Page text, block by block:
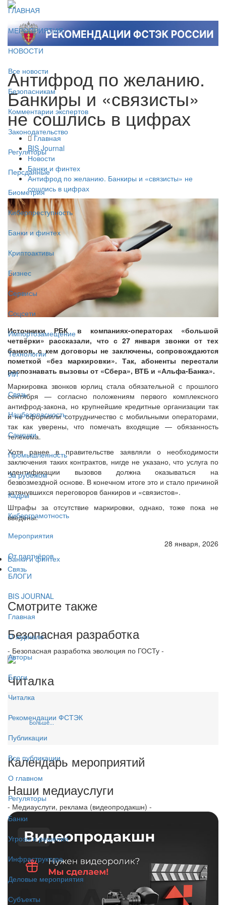
ГЛАВНАЯ
МЕРОПРИЯТИЯ
НОВОСТИ
Все новости
Безопасникам
Комментарии экспертов
Законодательство
Регуляторы
Персданные
Биометрия
Киберпреступность
Банки и финтех
Криптоактивы
Бизнес
Сервисы
Соцсети
Импортозамещение
Технологии
ИИ
Связь
Нацбезопасность
Санкции
Промышленность
За рубежом
Кадры
Киберграмотность
Мероприятия
От партнёров
БЛОГИ
BIS JOURNAL
Главная
О журнале
Авторы
Блоги
Читалка
Рекомендации ФСТЭК
Публикации
Все публикации
О главном
Регуляторы
Банки
Угрозы и решения
Инфраструктура
Деловые мероприятия
Субъекты
Антифрод по желанию.
Банкиры и «связисты»
не сошлись в цифрах
Главная
BIS Journal
Новости
Банки и финтех
Антифрод по желанию. Банкиры и «связисты» не
сошлись в цифрах
Источники РБК в компаниях-операторах «большой
четвёрки» рассказали, что с 27 января звонки от тех
банков, с кем договоры не заключены, сопровождаются
пометкой «без маркировки». Так, абоненты перестали
распознавать вызовы от «Сбера», ВТБ и «Альфа-Банка».
Маркировка звонков юрлиц стала обязательной с прошлого
сентября — согласно положениям первого комплексного
антифрод-закона, но крупнейшие кредитные организации так
и не оформили сотрудничество с мобильными операторами,
так как уверены, что помечать входящие — обязанность
телекома.
Хотя ранее в правительстве заявляли о необходимости
заключения таких контрактов, нигде не указано, что услуга по
идентификации вызовов должна оказываться на
безвозмездной основе. В конечном итоге это и стало причиной
затянувшихся переговоров банкиров и «связистов».
Штрафы за отсутствие маркировки, однако, тоже пока не
введены.
28 января, 2026
Банки и финтех
Связь
Смотрите также
Безопасная разработка
- Безопасная разработка эволюция по ГОСТу -
Читалка
Больше...
Календарь мероприятий
Наши медиауслуги
- Медиауслуги, реклама (видеопродакшн) -